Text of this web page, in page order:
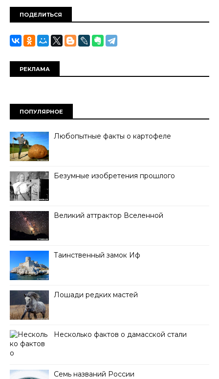
ПОДЕЛИТЬСЯ
РЕКЛАМА
ПОПУЛЯРНОЕ
Любопытные факты о картофеле
Безумные изобретения прошлого
Великий аттрактор Вселенной
Таинственный замок Иф
Лошади редких мастей
Несколько фактов о дамасской стали
Семь названий России